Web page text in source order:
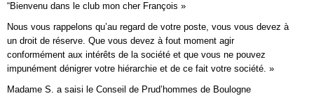
“Bienvenu dans le club mon cher François »
Nous vous rappelons qu’au regard de votre poste, vous vous devez à
un droit de réserve. Que vous devez à fout moment agir
conformément aux intérêts de la société et que vous ne pouvez
impunément dénigrer votre hiérarchie et de ce fait votre société. »
Madame S. a saisi le Conseil de Prud’hommes de Boulogne